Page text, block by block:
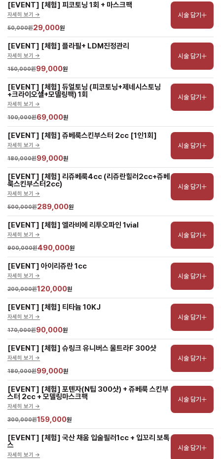
[EVENT] [체험] 피코토닝 1회 + 마스크팩
자세히 보기 ->
50,000원29,000원
시술 담기
[EVENT] [체험] 플라필+ LDM진정관리
자세히 보기 ->
150,000원99,000원
시술 담기
[EVENT] [체험] 듀얼토닝 (피코토닝+제네시스토닝
+크라이오셀+모델링팩) 1회
자세히 보기 ->
100,000원69,000원
시술 담기
[EVENT] [체험] 쥬베룩스킨부스터 2cc [1인1회]
자세히 보기 ->
180,000원99,000원
시술 담기
[EVENT] [체험] 리쥬베룩4cc (리쥬란힐러2cc+쥬베
룩스킨부스터2cc)
자세히 보기 ->
500,000원289,000원
시술 담기
[EVENT] [체험] 엘라비에 리투오파인 1vial
자세히 보기 ->
900,000원490,000원
시술 담기
[EVENT] 아이리쥬란 1cc
자세히 보기 ->
200,000원120,000원
시술 담기
[EVENT] [체험] 티타늄 10KJ
자세히 보기 ->
170,000원90,000원
시술 담기
[EVENT] [체험] 슈링크 유니버스 울트라F 300샷
자세히 보기 ->
180,000원99,000원
시술 담기
[EVENT] [체험] 포텐자(N팁 300샷) + 쥬베룩 스킨부
스터 2cc + 모델링마스크팩
자세히 보기 ->
300,000원159,000원
시술 담기
[EVENT] [체험] 국산 채움 입술필러1cc + 입꼬리 보톡
스
자세히 보기 ->
시술 담기